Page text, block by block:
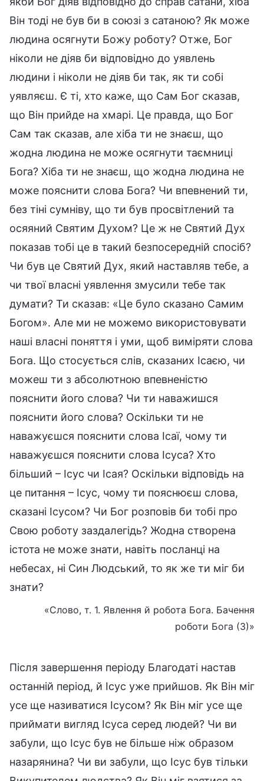
Він тоді не був би в союзі з сатаною? Як може
людина осягнути Божу роботу? Отже, Бог
ніколи не діяв би відповідно до уявлень
людини і ніколи не діяв би так, як ти собі
уявляєш. Є ті, хто каже, що Сам Бог сказав,
що Він прийде на хмарі. Це правда, що Бог
Сам так сказав, але хіба ти не знаєш, що
жодна людина не може осягнути таємниці
Бога? Хіба ти не знаєш, що жодна людина не
може пояснити слова Бога? Чи впевнений ти,
без тіні сумніву, що ти був просвітлений та
осяяний Святим Духом? Це ж не Святий Дух
показав тобі це в такий безпосередній спосіб?
Чи був це Святий Дух, який наставляв тебе, а
чи твої власні уявлення змусили тебе так
думати? Ти сказав: «Це було сказано Самим
Богом». Але ми не можемо використовувати
наші власні поняття і уми, щоб виміряти слова
Бога. Що стосується слів, сказаних Ісаєю, чи
можеш ти з абсолютною впевненістю
пояснити його слова? Чи ти наважишся
пояснити його слова? Оскільки ти не
наважуєшся пояснити слова Ісаї, чому ти
наважуєшся пояснити слова Ісуса? Хто
більший – Ісус чи Ісая? Оскільки відповідь на
це питання – Ісус, чому ти пояснюєш слова,
сказані Ісусом? Чи Бог розповів би тобі про
Свою роботу заздалегідь? Жодна створена
істота не може знати, навіть посланці на
небесах, ні Син Людський, то як же ти міг би
знати?
«Слово, т. 1. Явлення й робота Бога. Бачення
роботи Бога (3)»
Після завершення періоду Благодаті настав
останній період, й Ісус уже прийшов. Як Він міг
усе ще називатися Ісусом? Як Він міг усе ще
приймати вигляд Ісуса серед людей? Чи ви
забули, що Ісус був не більше ніж образом
назарянина? Чи ви забули, що Ісус був тільки